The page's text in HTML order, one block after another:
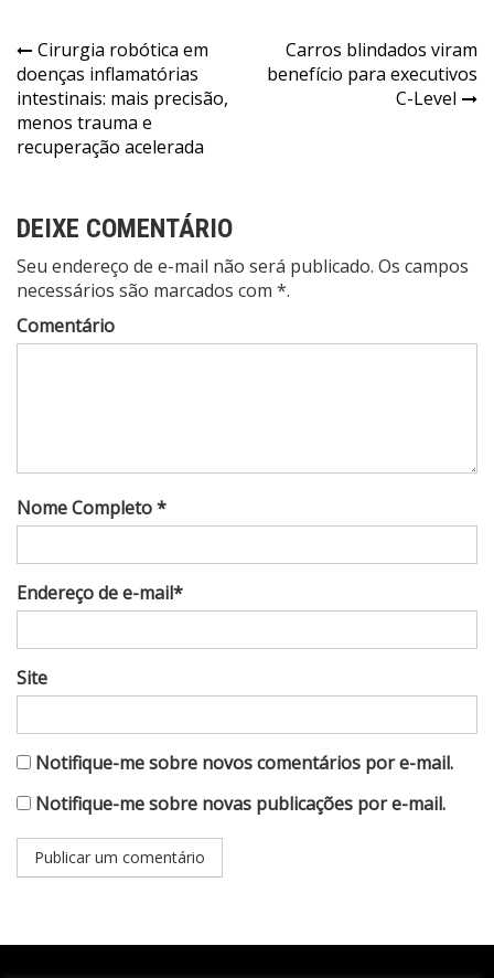
Navegação
de
Post
Cirurgia robótica em
doenças inflamatórias
intestinais: mais precisão,
menos trauma e
recuperação acelerada
Carros blindados viram
benefício para executivos
C-Level
DEIXE COMENTÁRIO
Seu endereço de e-mail não será publicado. Os campos
necessários são marcados com *.
Comentário
Nome Completo *
Endereço de e-mail*
Site
Notifique-me sobre novos comentários por e-mail.
Notifique-me sobre novas publicações por e-mail.